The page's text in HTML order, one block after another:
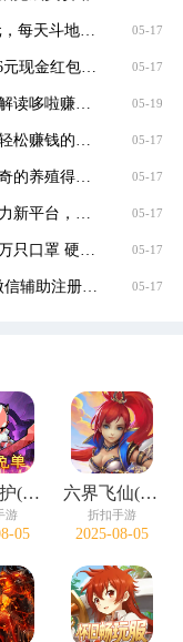
哈灵斗地主免费新手红包1.5元，每天斗地主领元 05-17
招行APP申领电子社保卡抽666元现金红包，100%有礼 05-17
哆啦赚是真的能挣钱吗？详细解读哆啦赚是不是 05-19
05-17
小龙虾大亨一个类似皮皮虾传奇的养殖得分红虾 05-17
05-17
05-17
一码任务平台app是新上线的微信辅助注册赚钱平 05-17
龙之守护(0.05折代金免单)
游
05
六界飞仙(0.1折免费送6480)
折扣手游
2025-08-05